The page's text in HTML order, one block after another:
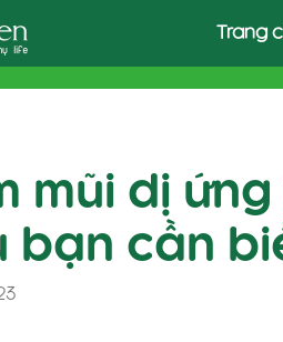
Trang
mũi dị
bạn cần